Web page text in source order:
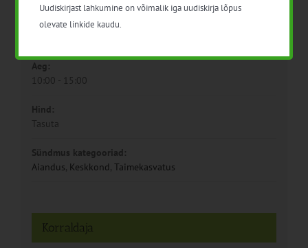
Kuupäev:
Aeg:
10:00 - 15:00
Hind:
Tasuta
Sündmus kategooriad:
Aiandus, Keskkond, Taimekasvatus
Korraldaja
Uudiskirjast lahkumine on võimalik iga uudiskirja lõpus
olevate linkide kaudu.